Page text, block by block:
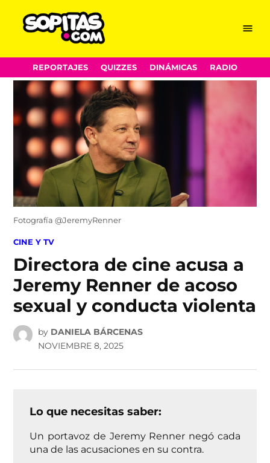
Skip
to
content
Menu
REPORTAJES QUIZZES DINÁMICAS RADIO
Fotografía @JeremyRenner
POSTED
CINE Y TV
Directora de cine acusa a
Jeremy Renner de acoso
sexual y conducta violenta
by DANIELA BÁRCENAS
NOVIEMBRE 8, 2025
Lo que necesitas saber:
Un portavoz de Jeremy Renner negó cada
una de las acusaciones en su contra.